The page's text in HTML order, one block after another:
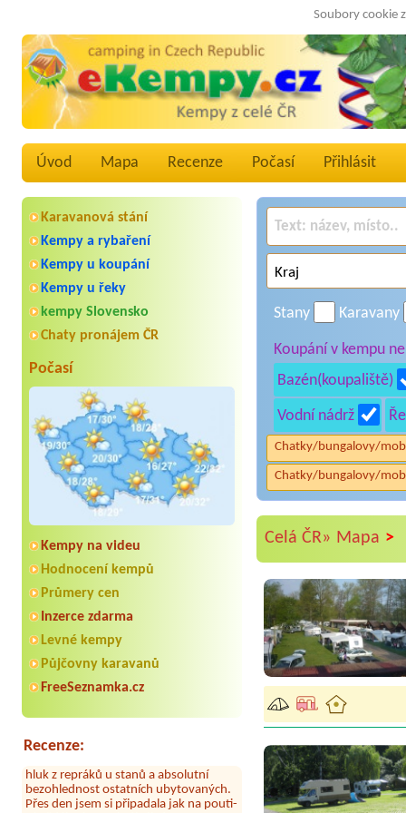
Soubory cookie
Úvod Mapa Recenze Počasí Přihlásit
Karavanová stání
Kempy a rybaření
Kempy u koupání
Kempy u řeky
kempy Slovensko
Chaty pronájem ČR
Počasí
Kempy na videu
Hodnocení kempů
Průmery cen
Inzerce zdarma
Levné kempy
Půjčovny karavanů
FreeSeznamka.cz
Recenze:
Byli jsme zde v týdnu od 25.7. do 1.8.
2026. Kemp jako takový je pěkný. V
umývárně i na WC bylo vždy čisto,
doplněný papír i utěrky, což při
samozřejmost. V kempu je obchod a
Co nás ale velice zklamalo byl celodenní
bezohlednost ostatních ubytovaných.
Přes den jsem si připadala jak na pouti-
z každého koutu hrála jiná
Stany Karavany
Koupání v kempu
Bazén(koupaliště)
Vodní nádrž
Chatky/bungalovy/
Chatky/bungalovy/
Celá ČR» Mapa >